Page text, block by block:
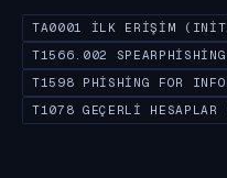
TA0001 İLK ERIŞIM
T1566.002
T1598 PHISHING FOR
T1078 GEÇERLI HESAPLAR